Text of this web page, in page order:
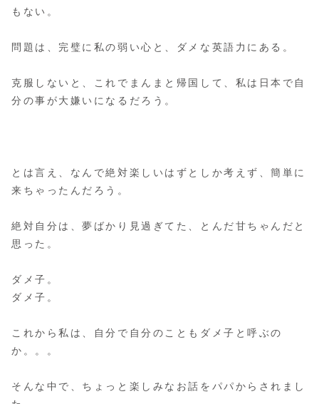
もない。
問題は、完璧に私の弱い心と、ダメな英語力にある。
克服しないと、これでまんまと帰国して、私は日本で自
分の事が大嫌いになるだろう。
とは言え、なんで絶対楽しいはずとしか考えず、簡単に
来ちゃったんだろう。
絶対自分は、夢ばかり見過ぎてた、とんだ甘ちゃんだと
思った。
ダメ子。
ダメ子。
これから私は、自分で自分のこともダメ子と呼ぶの
か。。。
そんな中で、ちょっと楽しみなお話をパパからされまし